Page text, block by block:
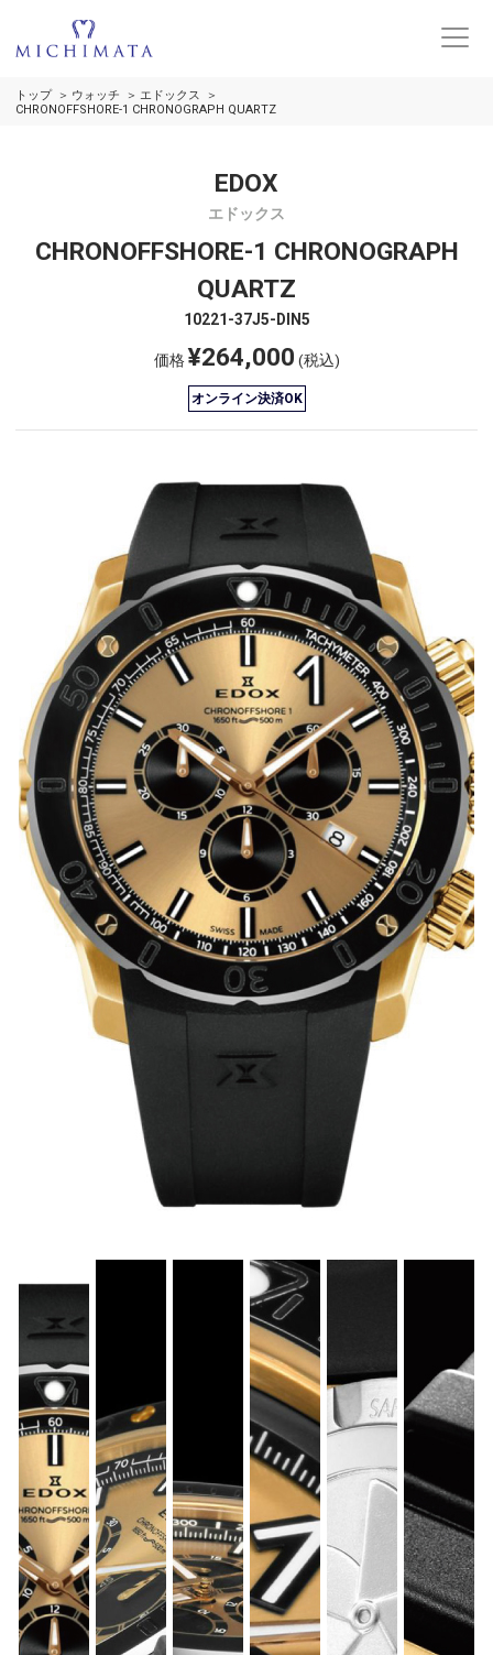
トップ ウォッチ
エドックス
CHRONOFFSHORE-1 CHRONOGRAPH QUARTZ
EDOX
エドックス
CHRONOFFSHORE-1 CHRONOGRAPH
QUARTZ
10221-37J5-DIN5
価格¥264,000 (税込)
オンライン決済OK